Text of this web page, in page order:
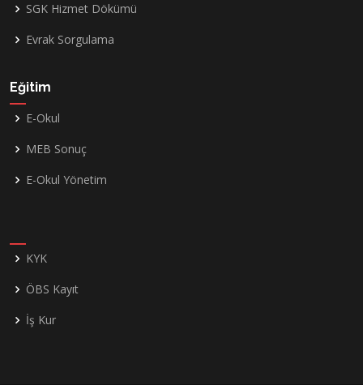
SGK Hizmet Dökümü
Evrak Sorgulama
Eğitim
E-Okul
MEB Sonuç
E-Okul Yönetim
KYK
ÖBS Kayıt
İş Kur